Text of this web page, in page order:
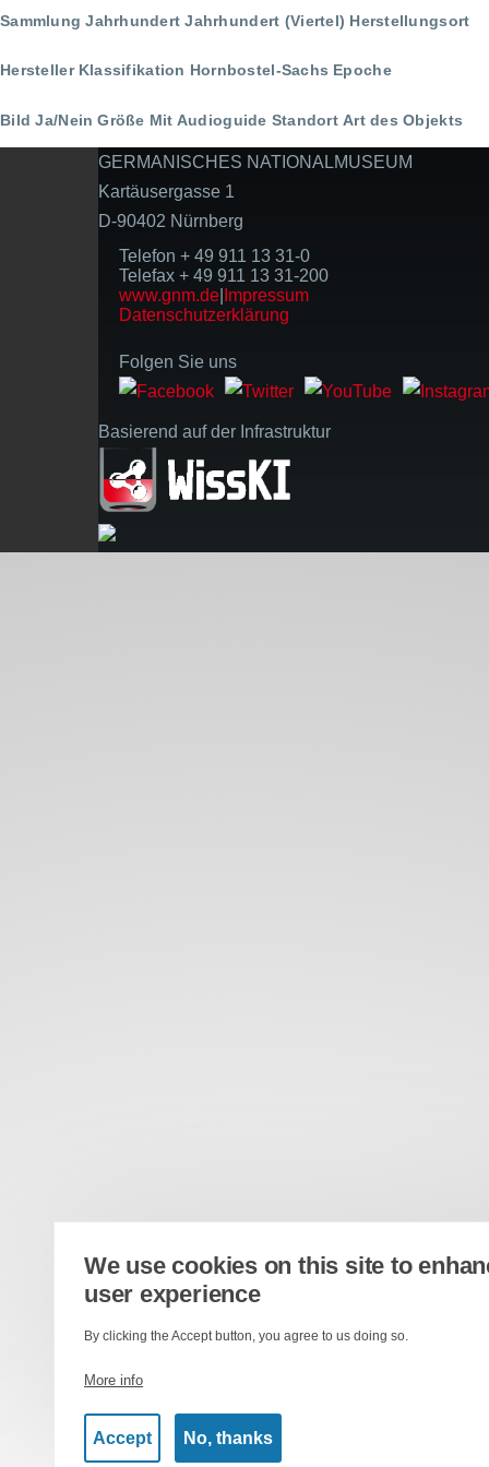
Sammlung Jahrhundert Jahrhundert (Viertel) Herstellungsort
Hersteller Klassifikation Hornbostel-Sachs Epoche
Bild Ja/Nein Größe Mit Audioguide Standort Art des Objekts
GERMANISCHES NATIONALMUSEUM
Kartäusergasse 1
D-90402 Nürnberg
Telefon + 49 911 13 31-0
Telefax + 49 911 13 31-200
www.gnm.de Impressum
Datenschutzerklärung
Folgen Sie uns
Basierend auf der Infrastruktur
We use cookies on this site to
user experience
By clicking the Accept button, you agree to us doing so.
More info
Accept No, thanks